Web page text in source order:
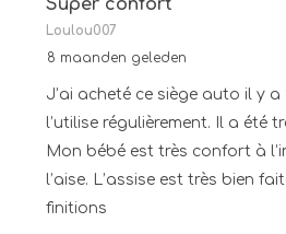
Super confort
Loulou007
8 maanden geleden
J’ai acheté ce siège auto il y a
l’utilise régulièrement. Il a été
Mon bébé est très confort à
l’aise. L’assise est très bien
finitions